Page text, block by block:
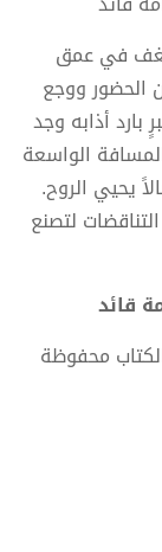
في عمق
الحضور ووجع
بارد أذابه وجد
الواسعة
يحيي الروح.
لتصنع
محفوظة